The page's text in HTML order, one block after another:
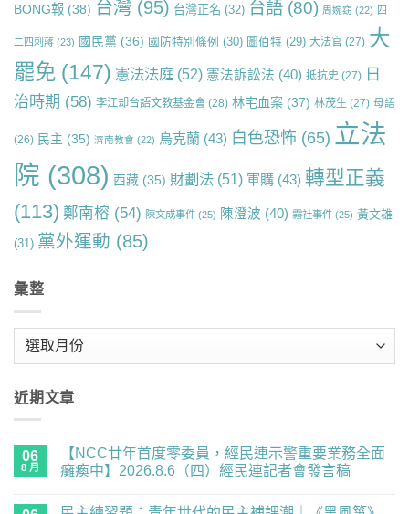
BONG報 (38) 台灣 (95) 台灣正名 (32) 台語 (80) 周婉窈 (22) 四
二四刺蔣 (23) 國民黨 (36) 國防特別條例 (30) 圖伯特 (29) 大法官 (27) 大
罷免 (147) 憲法法庭 (52) 憲法訴訟法 (40) 抵抗史 (27) 日
治時期 (58) 李江却台語文教基金會 (28) 林宅血案 (37) 林茂生 (27) 母語
(26) 民主 (35) 濟南教會 (22) 烏克蘭 (43) 白色恐怖 (65) 立法
院 (308) 西藏 (35) 財劃法 (51) 軍購 (43) 轉型正義
(113) 鄭南榕 (54) 陳文成事件 (25) 陳澄波 (40) 霧社事件 (25) 黃文雄
(31) 黨外運動 (85)
彙整
近期文章
06
8 月
【NCC廿年首度零委員，經民連示警重要業務全面
癱瘓中】2026.8.6（四）經民連記者會發言稿